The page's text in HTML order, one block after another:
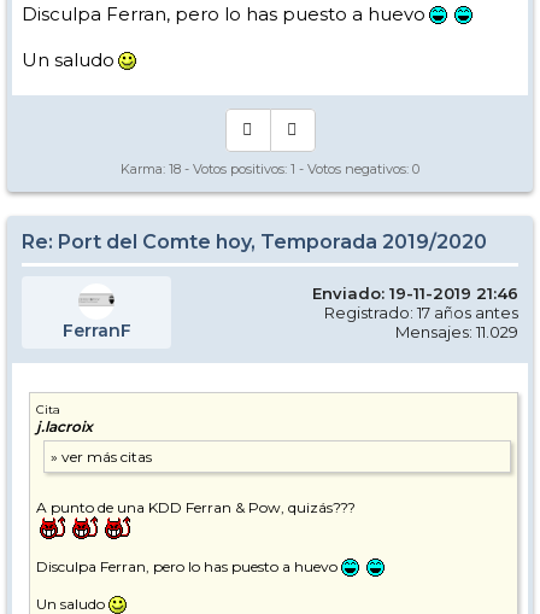
Disculpa Ferran, pero lo has puesto a huevo
Un saludo
Karma: 18 - Votos positivos: 1 - Votos negativos: 0
Re: Port del Comte hoy, Temporada 2019/2020
FerranF
Enviado: 19-11-2019 21:46
Registrado: 17 años antes
Mensajes: 11.029
Cita
j.lacroix
A punto de una KDD Ferran & Pow, quizás???
Disculpa Ferran, pero lo has puesto a huevo
Un saludo